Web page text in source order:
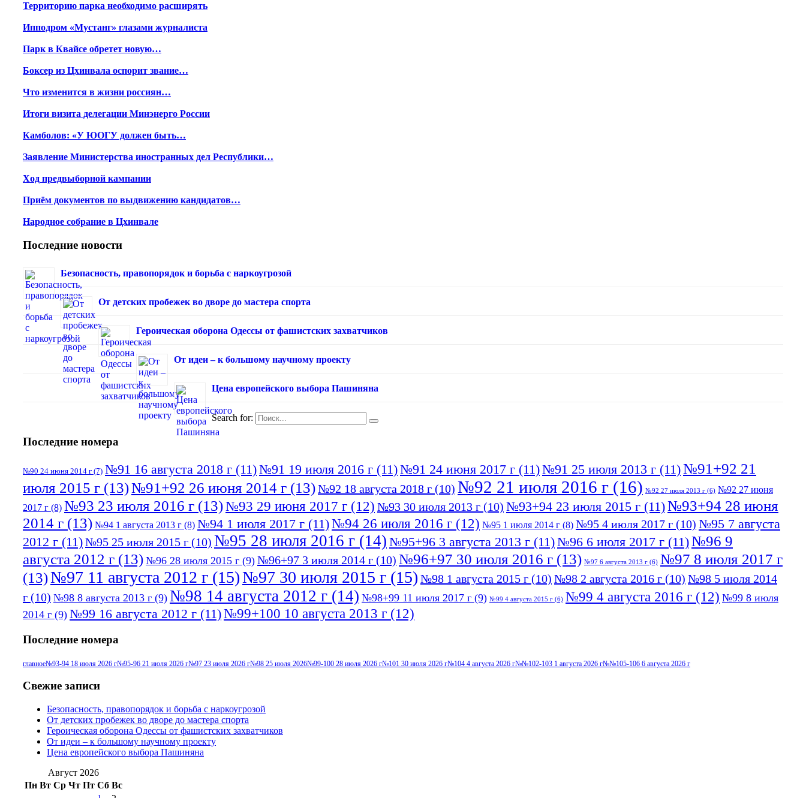
Территорию парка необходимо расширять
Ипподром «Мустанг» глазами журналиста
Парк в Квайсе обретет новую…
Боксер из Цхинвала оспорит звание…
Что изменится в жизни россиян…
Итоги визита делегации Минэнерго России
Камболов: «У ЮОГУ должен быть…
Заявление Министерства иностранных дел Республики…
Ход предвыборной кампании
Приём документов по выдвижению кандидатов…
Народное собрание в Цхинвале
Последние новости
Безопасность, правопорядок и борьба с наркоугрозой
От детских пробежек во дворе до мастера спорта
Героическая оборона Одессы от фашистских захватчиков
От идеи – к большому научному проекту
Цена европейского выбора Пашиняна
Search for:
Последние номера
№90 24 июня 2014 г (7) №91 16 августа 2018 г (11)№91 19 июля 2016 г (11)№91 24 июня 2017 г (11)№91 25 июля 2013 г (11)№91+92 21
июля 2015 г (13)№91+92 26 июня 2014 г (13)№92 18 августа 2018 г (10) №92 21 июля 2016 г (16) №92 27 июля 2013 г (6) №92 27 июня
2017 г (8) №93 23 июля 2016 г (13)№93 29 июня 2017 г (12) №93 30 июля 2013 г (10) №93+94 23 июля 2015 г (11)№93+94 28 июня
2014 г (13) №94 1 августа 2013 г (8) №94 1 июля 2017 г (11)№94 26 июля 2016 г (12) №95 1 июля 2014 г (8) №95 4 июля 2017 г (10) №95 7 августа
2012 г (11)№95 25 июля 2015 г (10) №95 28 июля 2016 г (14) №95+96 3 августа 2013 г (11)№96 6 июля 2017 г (11)№96 9
августа 2012 г (13) №96 28 июля 2015 г (9) №96+97 3 июля 2014 г (10) №96+97 30 июля 2016 г (13) №97 6 августа 2013 г (6) №97 8 июля 2017 г
(13)№97 11 августа 2012 г (15)№97 30 июля 2015 г (15) №98 1 августа 2015 г (10) №98 2 августа 2016 г (10) №98 5 июля 2014
г (10) №98 8 августа 2013 г (9) №98 14 августа 2012 г (14) №98+99 11 июля 2017 г (9) №99 4 августа 2015 г (6) №99 4 августа 2016 г (12) №99 8 июля
2014 г (9) №99 16 августа 2012 г (11)№99+100 10 августа 2013 г (12)
Последние номера
главное№93-94 18 июля 2026 г№95-96 21 июля 2026 г№97 23 июля 2026 г№98 25 июля 2026№99-100 28 июля 2026 г№101 30 июля 2026 г№104 4 августа 2026 г№№102-103 1 августа 2026 г№№105-106 6 августа 2026 г
Свежие записи
Безопасность, правопорядок и борьба с наркоугрозой
От детских пробежек во дворе до мастера спорта
Героическая оборона Одессы от фашистских захватчиков
От идеи – к большому научному проекту
Цена европейского выбора Пашиняна
Август 2026
Пн Вт Ср Чт Пт Сб Вс